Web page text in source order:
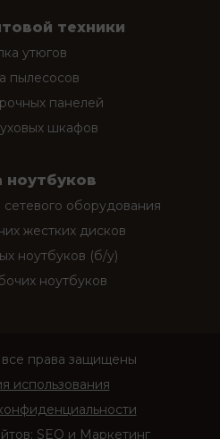
техники
утюгов
пылесосов
панелей
шкафов
ноутбуков
оборудования
жестких дисков
ноутбуков (б/у)
ноутбуков
права защищены
использования
SEO и Маркетинг